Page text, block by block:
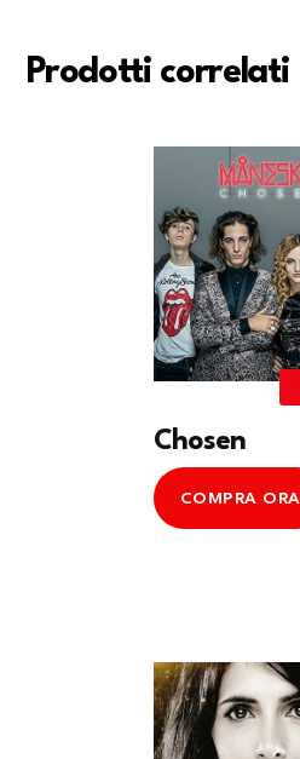
Prodotti correlati
Chosen
COMPRA ORA